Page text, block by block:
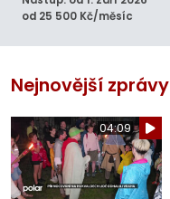
od 25 500 Kč/měsíc
Nejnovější zprávy
04:09